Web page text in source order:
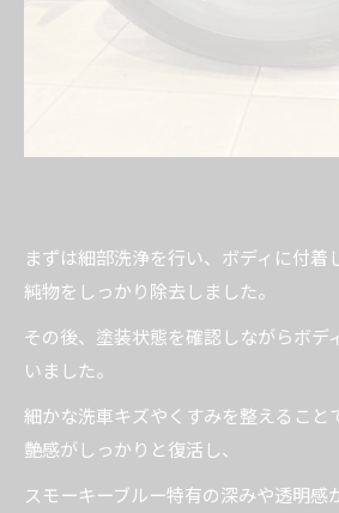
まずは細部洗浄を行い、ボディに付着
純物をしっかり除去しました。
その後、塗装状態を確認しながらボデ
いました。
細かな洗車キズやくすみを整えること
艶感がしっかりと復活し、
スモーキーブルー特有の深みや透明感